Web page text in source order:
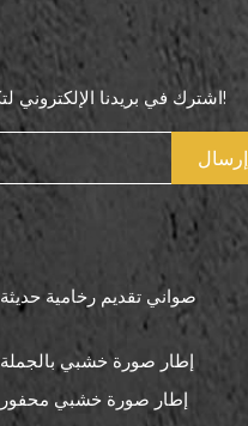
اشترك في بريدنا الإلكتروني لتكون أول من يعرف عروضنا الخاصة!
إرسال
صواني تقديم رخامية حديثة
إطار صورة خشبي بالجملة
إطار صورة خشبي محفور